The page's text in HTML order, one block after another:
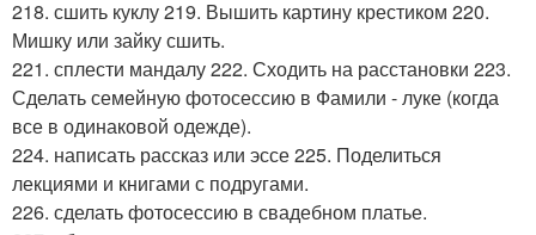
218. сшить куклу 219. Вышить картину крестиком 220.
Мишку или зайку сшить.
221. сплести мандалу 222. Сходить на расстановки 223.
Сделать семейную фотосессию в Фамили - луке (когда
все в одинаковой одежде).
224. написать рассказ или эссе 225. Поделиться
лекциями и книгами с подругами.
226. сделать фотосессию в свадебном платье.